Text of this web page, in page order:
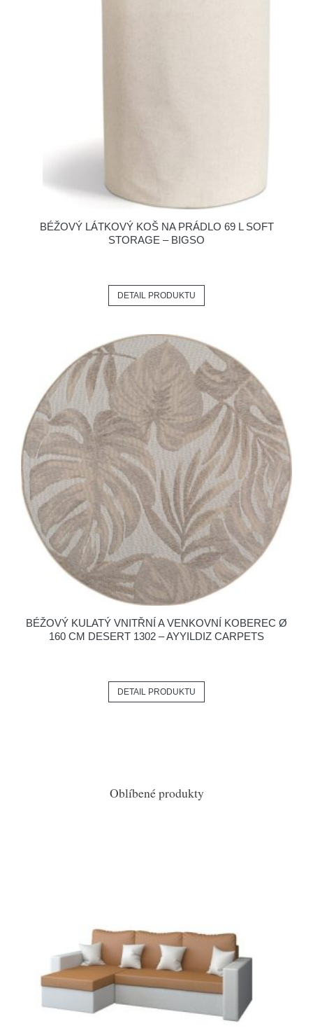
BÉŽOVÝ LÁTKOVÝ KOŠ NA PRÁDLO 69 L SOFT
STORAGE – BIGSO
DETAIL PRODUKTU
BÉŽOVÝ KULATÝ VNITŘNÍ A VENKOVNÍ KOBEREC Ø
160 CM DESERT 1302 – AYYILDIZ CARPETS
DETAIL PRODUKTU
Oblíbené produkty